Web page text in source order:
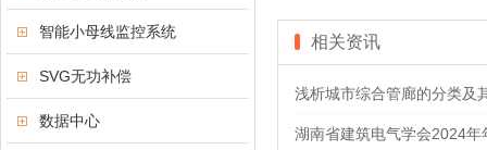
智能小母线监控系统
SVG无功补偿
数据中心
相关资讯
浅析城市综合管廊的分类及
湖南省建筑电气学会2024年